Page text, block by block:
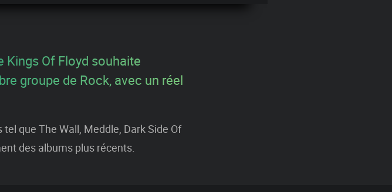
Kings Of Floyd souhaite
groupe de Rock, avec un réel
que The Wall, Meddle, Dark Side Of
des albums plus récents.